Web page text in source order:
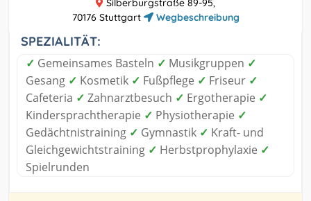
Silberburgstraße 89-95,
70176 Stuttgart
Wegbeschreibung
SPEZIALITÄT:
✓ Gemeinsames Basteln ✓ Musikgruppen ✓
Gesang ✓ Kosmetik ✓ Fußpflege ✓ Friseur ✓
Cafeteria ✓ Zahnarztbesuch ✓ Ergotherapie ✓
Kindersprachtherapie ✓ Physiotherapie ✓
Gedächtnistraining ✓ Gymnastik ✓ Kraft- und
Gleichgewichtstraining ✓ Herbstprophylaxie ✓
Spielrunden